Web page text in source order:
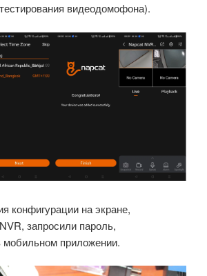
видеодомофона).
конфигурации на экране,
запросили пароль,
мобильном приложении.